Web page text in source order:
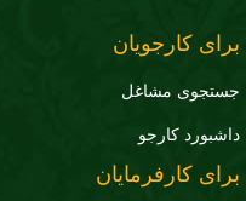
برای کارجویان
جستجوی مشاغل
داشبورد کارجو
برای کارفرمایان